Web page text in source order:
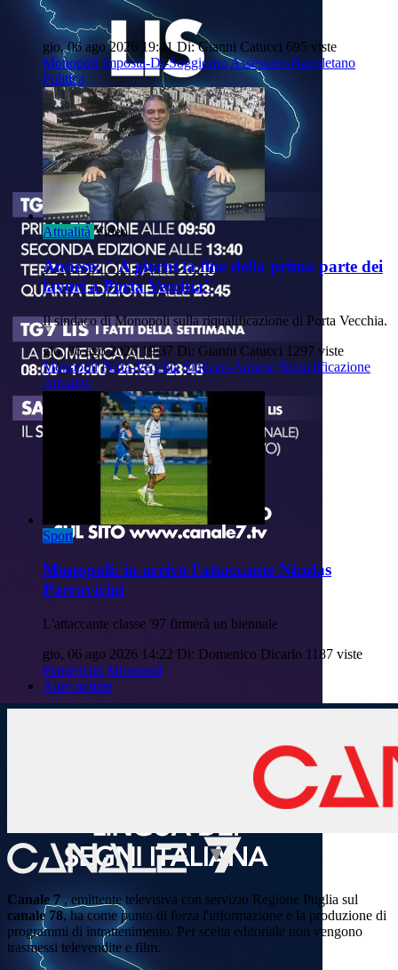
gio, 06 ago 2026 19:41 Di: Gianni Catucci 695 viste
Monopoli Imposta-Di-SoggiornoAssessore-Napoletano
Politica
Attualità Video
Annese: " A giorni la fine della prima parte dei
lavori a Porta Vecchia"
Il sindaco di Monopoli sulla riqualificazione di Porta Vecchia.
gio, 06 ago 2026 19:37 Di: Gianni Catucci 1297 viste
Monopoli Porta-Vecchia Sindaco-Annese Riqualificazione
Attualità
Sport
Monopoli: in arrivo l'attaccante Nicolas
Parravicini
L'attaccante classe '97 firmerà un biennale
gio, 06 ago 2026 14:22 Di: Domenico Dicarlo 1187 viste
Parravicini Monopoli
Altre notizie
Canale 7, emittente televisiva con servizio Regione Puglia sul
canale 78, ha come punto di forza l'informazione e la produzione di
programmi di intrattenimento. Per scelta editoriale non vengono
trasmessi televendite e film.